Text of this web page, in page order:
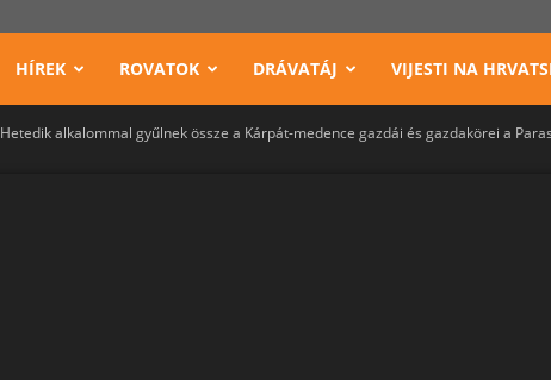
HÍREK ROVATOK DRÁVATÁJ VIJESTI NA
Hetedik alkalommal gyűlnek össze a Kárpát-medence gazdái és gazdakörei a